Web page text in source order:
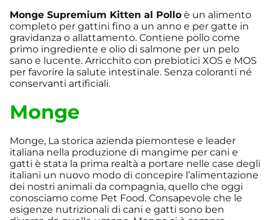
Monge Supremium Kitten al Pollo è un alimento
completo per gattini fino a un anno e per gatte in
gravidanza o allattamento. Contiene pollo come
primo ingrediente e olio di salmone per un pelo
sano e lucente. Arricchito con prebiotici XOS e MOS
per favorire la salute intestinale. Senza coloranti né
conservanti artificiali.
Monge
Monge, La storica azienda piemontese e leader
italiana nella produzione di mangime per cani e
gatti è stata la prima realtà a portare nelle case degli
italiani un nuovo modo di concepire l’alimentazione
dei nostri animali da compagnia, quello che oggi
conosciamo come Pet Food. Consapevole che le
esigenze nutrizionali di cani e gatti sono ben